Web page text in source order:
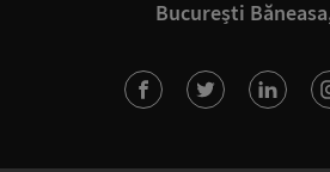
București